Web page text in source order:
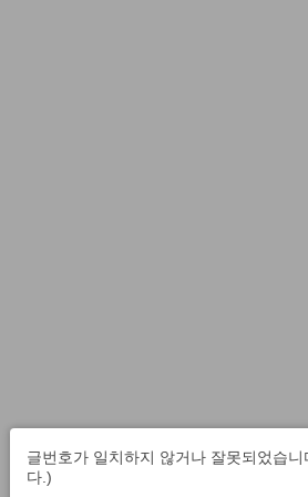
글번호가 일치하지 않거나 잘못되었습
다.)